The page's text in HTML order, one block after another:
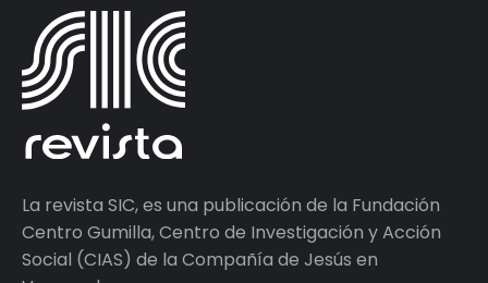
La revista SIC, es una publicación de la Fundación
Centro Gumilla, Centro de Investigación y Acción
Social (CIAS) de la Compañía de Jesús en